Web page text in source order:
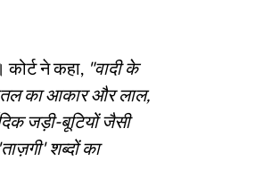
ने कहा, "वादी के
का आकार और लाल,
जड़ी-बूटियों जैसी
शब्दों का